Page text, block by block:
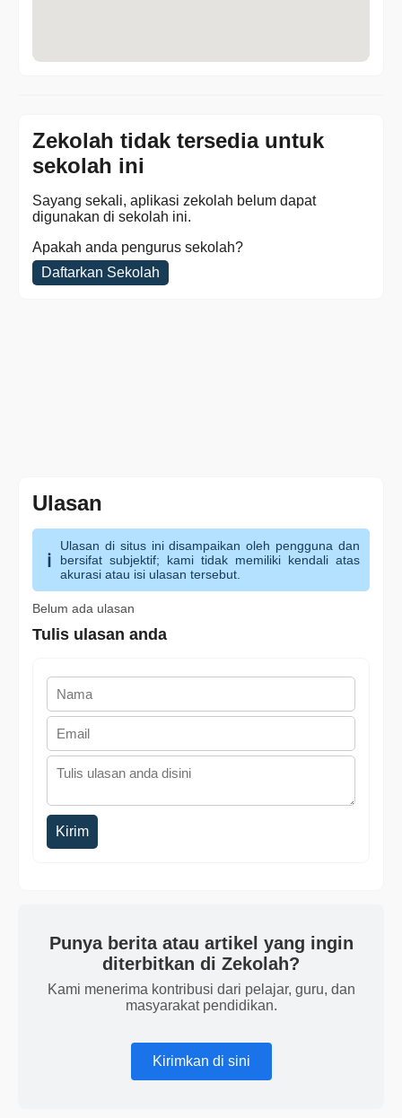
Zekolah tidak tersedia untuk
sekolah ini
Sayang sekali, aplikasi zekolah belum dapat
digunakan di sekolah ini.
Apakah anda pengurus sekolah?
Daftarkan Sekolah
Ulasan
Ulasan di situs ini disampaikan oleh pengguna dan
bersifat subjektif; kami tidak memiliki kendali atas
akurasi atau isi ulasan tersebut.
Belum ada ulasan
Tulis ulasan anda
Kirim
Punya berita atau artikel yang ingin
diterbitkan di Zekolah?
Kami menerima kontribusi dari pelajar, guru, dan
masyarakat pendidikan.
Kirimkan di sini